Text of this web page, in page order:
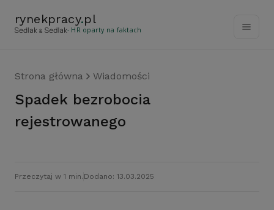
rynekpracy.pl
- HR oparty na faktach
Strona główna Wiadomości
Spadek bezrobocia
rejestrowanego
Przeczytaj w 1 min. Dodano: 13.03.2025